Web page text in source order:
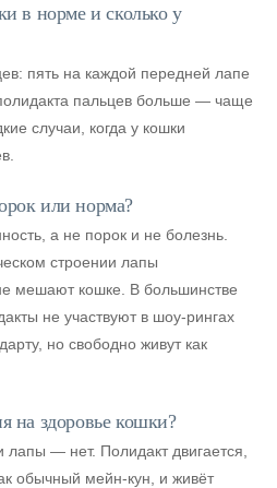
в норме и сколько у
пять на каждой передней лапе
пальцев больше — чаще
случаи, когда у кошки
или норма?
а не порок и не болезнь.
строении лапы
мешают кошке. В большинстве
не участвуют в шоу-рингах
но свободно живут как
на здоровье кошки?
— нет. Полидакт двигается,
обычный мейн-кун, и живёт